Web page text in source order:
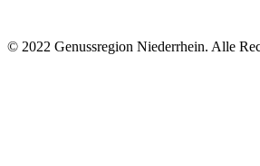
© 2022 Genussregion Niederrhein. Alle